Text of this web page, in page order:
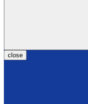
close